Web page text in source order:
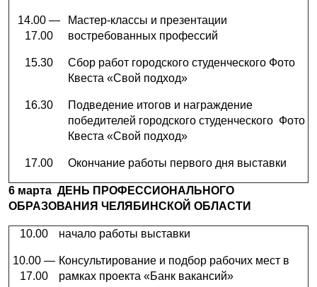
14.00 —
17.00
Мастер-классы и презентации
востребованных профессий
15.30
Сбор работ городского студенческого Фото
Квеста «Свой подход»
16.30
Подведение итогов и награждение
победителей городского студенческого Фото
Квеста «Свой подход»
17.00 Окончание работы первого дня выставки
6 марта ДЕНЬ ПРОФЕССИОНАЛЬНОГО
ОБРАЗОВАНИЯ ЧЕЛЯБИНСКОЙ ОБЛАСТИ
10.00 начало работы выставки
10.00 —
17.00
Консультирование и подбор рабочих мест в
рамках проекта «Банк вакансий»